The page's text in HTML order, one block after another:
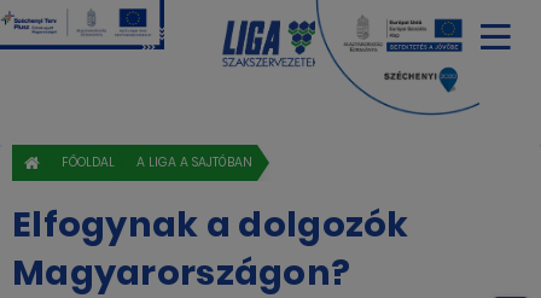
FŐOLDAL A LIGA A SAJTÓBAN
Elfogynak a dolgozók
Magyarországon?